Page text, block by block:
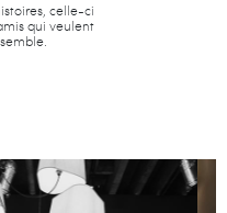
celle-ci
qui veulent